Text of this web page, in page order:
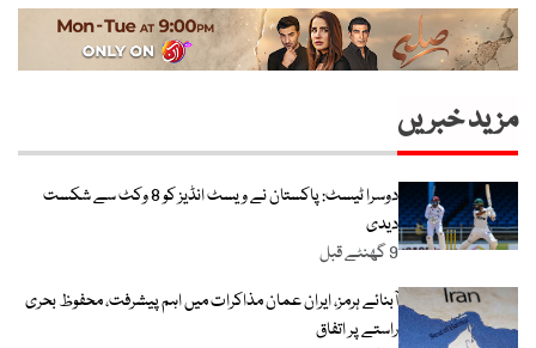
مزید خبریں
دوسرا ٹیسٹ: پاکستان نے ویسٹ انڈیز کو 8 وکٹ سے شکست
دیدی
9 گھنٹے قبل
آبنائے ہرمز، ایران عمان مذاکرات میں اہم پیشرفت، محفوظ بحری
راستے پر اتفاق